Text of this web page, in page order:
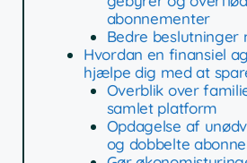
abonnementer
Bedre beslutninger
Hvordan en finansiel
hjælpe dig med at
Overblik over
samlet platform
Opdagelse af
og dobbelte